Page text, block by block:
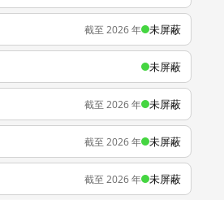
截至 2026 年 未屏蔽
未屏蔽
截至 2026 年 未屏蔽
截至 2026 年 未屏蔽
截至 2026 年 未屏蔽